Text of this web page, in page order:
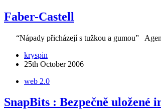
Faber-Castell
“Nápady přicházejí s tužkou a gumou”
kryspin
25th October 2006
web 2.0
SnapBits : Bezpečně uložené